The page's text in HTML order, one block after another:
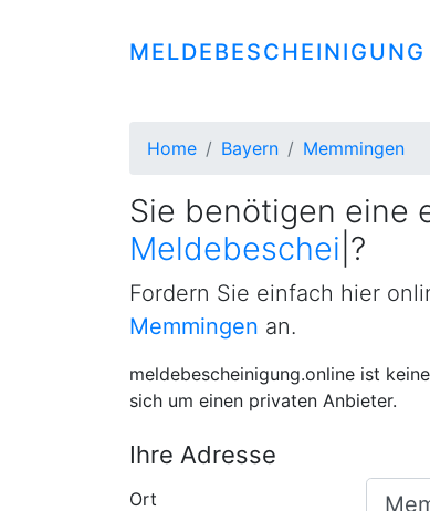
MELDEBESCHEINIGUNG
Home Bayern Memmingen
Sie benötigen eine
Meldebescheinigung
Fordern Sie einfach hier
Memmingen an.
meldebescheinigung.online ist
sich um einen privaten Anbieter.
Ihre Adresse
Ort